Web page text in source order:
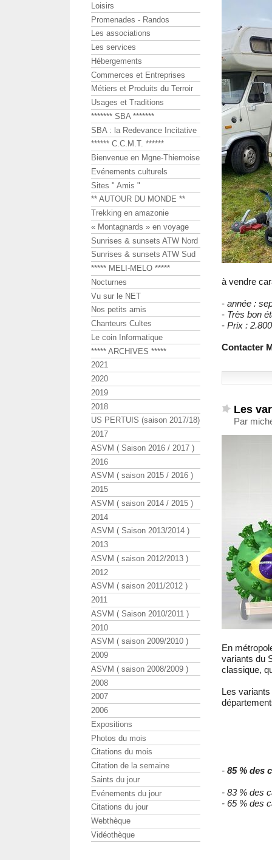
à vendre
- année :
- Très bon
- Prix :
Contacter
Les
Par
En
variants du
classique,
Les
- 85 % des
- 83 % des
- 65 % des
Loisirs
Promenades - Randos
Les associations
Les services
Hébergements
Commerces et Entreprises
Métiers et Produits du Terroir
Usages et Traditions
******* SBA *******
SBA : la Redevance Incitative
****** C.C.M.T. ******
Bienvenue en Mgne-Thiernoise
Evénements culturels
Sites " Amis "
** AUTOUR DU MONDE **
Trekking en amazonie
« Montagnards » en voyage
Sunrises & sunsets ATW Nord
Sunrises & sunsets ATW Sud
***** MELI-MELO *****
Nocturnes
Vu sur le NET
Nos petits amis
Chanteurs Cultes
Le coin Informatique
***** ARCHIVES *****
2021
2020
2019
2018
US PERTUIS (saison 2017/18)
2017
ASVM ( Saison 2016 / 2017 )
2016
ASVM ( saison 2015 / 2016 )
2015
ASVM ( saison 2014 / 2015 )
2014
ASVM ( Saison 2013/2014 )
2013
ASVM ( saison 2012/2013 )
2012
ASVM ( saison 2011/2012 )
2011
ASVM ( Saison 2010/2011 )
2010
ASVM ( saison 2009/2010 )
2009
ASVM ( saison 2008/2009 )
2008
2007
2006
Expositions
Photos du mois
Citations du mois
Citation de la semaine
Saints du jour
Evénements du jour
Citations du jour
Webthèque
Vidéothèque